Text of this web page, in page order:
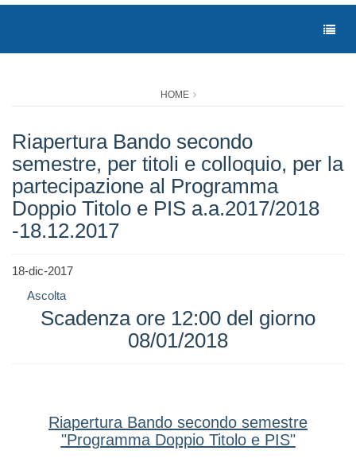
HOME
Riapertura Bando secondo
semestre, per titoli e colloquio, per la
partecipazione al Programma
Doppio Titolo e PIS a.a.2017/2018
-18.12.2017
18-dic-2017
Ascolta
Scadenza ore 12:00 del giorno
08/01/2018
Riapertura Bando secondo semestre
"Programma Doppio Titolo e PIS"